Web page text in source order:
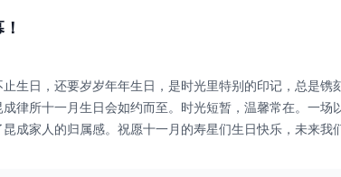
生日，还要岁岁年年生日，是时光里特别的印记，总是镌
律所十一月生日会如约而至。时光短暂，温馨常在。一场
成家人的归属感。祝愿十一月的寿星们生日快乐，未来我